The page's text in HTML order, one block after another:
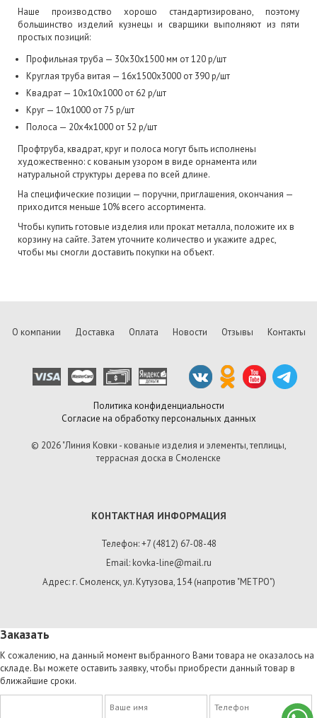
Наше производство хорошо стандартизировано, поэтому
большинство изделий кузнецы и сварщики выполняют из пяти
простых позиций:
Профильная труба — 30х30х1500 мм от 120 р/шт
Круглая труба витая — 16х1500х3000 от 390 р/шт
Квадрат — 10х10х1000 от 62 р/шт
Круг — 10х1000 от 75 р/шт
Полоса — 20х4х1000 от 52 р/шт
Профтруба, квадрат, круг и полоса могут быть исполнены
художественно: с кованым узором в виде орнамента или
натуральной структуры дерева по всей длине.
На специфические позиции — поручни, приглашения, окончания —
приходится меньше 10% всего ассортимента.
Чтобы купить готовые изделия или прокат металла, положите их в
корзину на сайте. Затем уточните количество и укажите адрес,
чтобы мы смогли доставить покупки на объект.
О компании Доставка Оплата Новости Отзывы Контакты
Политика конфиденциальности
Согласие на обработку персональных данных
© 2026 "Линия Ковки - кованые изделия и элементы, теплицы,
террасная доска в Смоленске
КОНТАКТНАЯ ИНФОРМАЦИЯ
Телефон: +7 (4812) 67-08-48
Email: kovka-line@mail.ru
Адрес: г. Смоленск, ул. Кутузова, 154 (напротив "МЕТРО")
Заказать
К сожалению, на данный момент выбранного Вами товара не оказалось на
складе. Вы можете оставить заявку, чтобы приобрести данный товар в
ближайшие сроки.